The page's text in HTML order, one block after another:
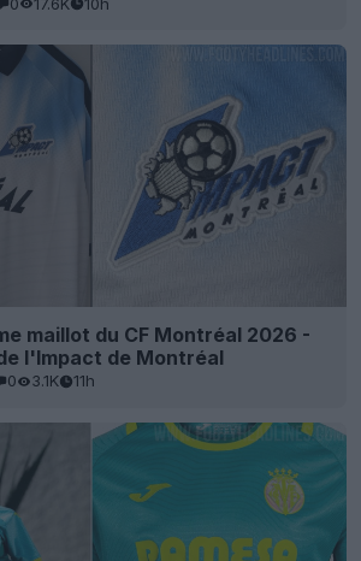
maillot du CF Montréal 2026 -
l'Impact de Montréal
0 3.1K 11h